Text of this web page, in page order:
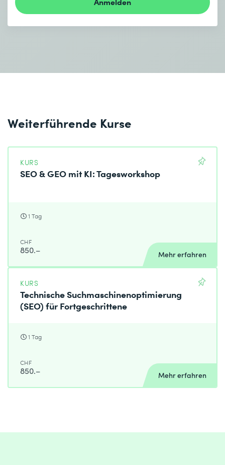
Weiterführende Kurse
KURS
SEO & GEO mit KI: Tagesworkshop
1 Tag
CHF
850.– Mehr erfahren
KURS
Technische Suchmaschinenoptimierung
(SEO) für Fortgeschrittene
1 Tag
CHF
850.– Mehr erfahren